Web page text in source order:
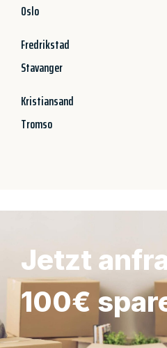
Oslo
Fredrikstad
Stavanger
Kristiansand
Tromso
Jetzt
100€